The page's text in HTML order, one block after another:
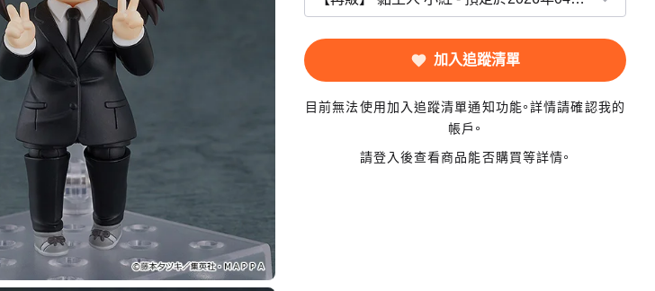
加入追蹤清單
目前無法使用加入追蹤清單通知功能。詳情請確認我的
帳戶。
請登入後查看商品能否購買等詳情。